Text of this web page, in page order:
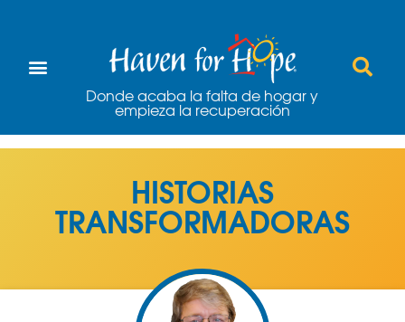
Donde acaba la falta de hogar y
empieza la recuperación
HISTORIAS
TRANSFORMADORAS